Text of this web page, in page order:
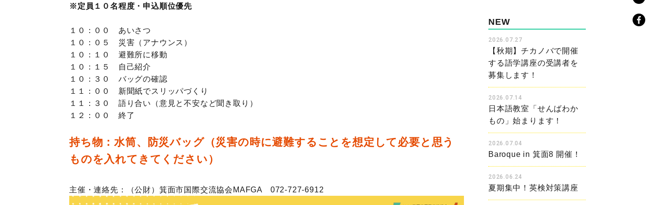
※定員１０名程度・申込順位優先
１０：００　あいさつ
１０：０５　災害（アナウンス）
１０：１０　避難所に移動
１０：１５　自己紹介
１０：３０　バッグの確認
１１：００　新聞紙でスリッパづくり
１１：３０　語り合い（意見と不安など聞き取り）
１２：００　終了
持ち物：水筒、防災バッグ（災害の時に避難することを想定して必要と思う
ものを入れてきてください）
主催・連絡先：（公財）箕面市国際交流協会MAFGA 072-727-6912
NEW
2026.07.27
【秋期】チカノバで開催
する語学講座の受講者を
募集します！
2026.07.14
日本語教室「せんばわか
もの」始まります！
2026.07.04
Baroque in 箕面8 開催！
2026.06.24
夏期集中！英検対策講座